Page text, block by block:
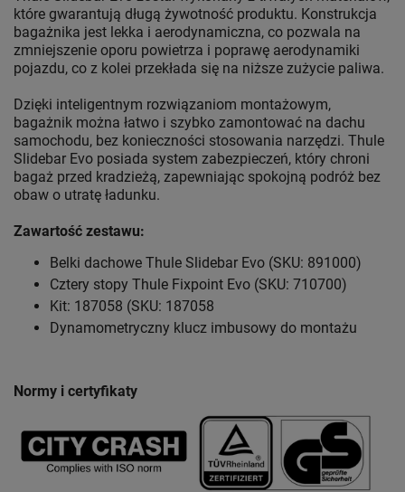
które gwarantują długą żywotność produktu. Konstrukcja
bagażnika jest lekka i aerodynamiczna, co pozwala na
zmniejszenie oporu powietrza i poprawę aerodynamiki
pojazdu, co z kolei przekłada się na niższe zużycie paliwa.
Dzięki inteligentnym rozwiązaniom montażowym,
bagażnik można łatwo i szybko zamontować na dachu
samochodu, bez konieczności stosowania narzędzi. Thule
Slidebar Evo posiada system zabezpieczeń, który chroni
bagaż przed kradzieżą, zapewniając spokojną podróż bez
obaw o utratę ładunku.
Zawartość zestawu:
Belki dachowe Thule Slidebar Evo (SKU: 891000)
Cztery stopy Thule Fixpoint Evo (SKU: 710700)
Kit: 187058 (SKU: 187058
Dynamometryczny klucz imbusowy do montażu
Normy i certyfikaty